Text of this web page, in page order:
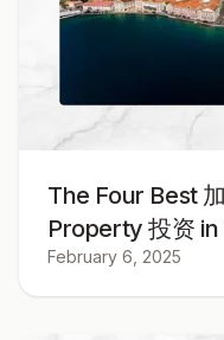
The Four Best
Property 投资
February 6, 2025